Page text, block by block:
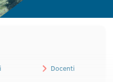
Docenti